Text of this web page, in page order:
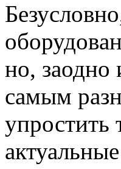
но, заодно
самым
упростить